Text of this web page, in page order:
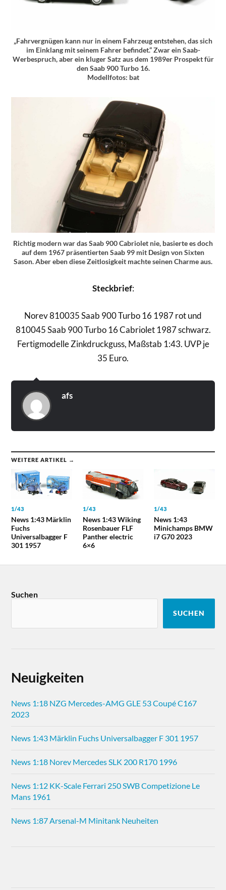
„Fahrvergnügen kann nur in einem Fahrzeug entstehen, das sich
im Einklang mit seinem Fahrer befindet.“ Zwar ein Saab-
Werbespruch, aber ein kluger Satz aus dem 1989er Prospekt für
den Saab 900 Turbo 16.
Modellfotos: bat
Richtig modern war das Saab 900 Cabriolet nie, basierte es doch
auf dem 1967 präsentierten Saab 99 mit Design von Sixten
Sason. Aber eben diese Zeitlosigkeit machte seinen Charme aus.
Steckbrief:
Norev 810035 Saab 900 Turbo 16 1987 rot und
810045 Saab 900 Turbo 16 Cabriolet 1987 schwarz.
Fertigmodelle Zinkdruckguss, Maßstab 1:43. UVP je
35 Euro.
afs
WEITERE ARTIKEL →
1/43
News 1:43 Märklin
Fuchs
Universalbagger F
301 1957
1/43
News 1:43 Wiking
Rosenbauer FLF
Panther electric
6×6
1/43
News 1:43
Minichamps BMW
i7 G70 2023
Suchen
SUCHEN
Neuigkeiten
News 1:18 NZG Mercedes-AMG GLE 53 Coupé C167
2023
News 1:43 Märklin Fuchs Universalbagger F 301 1957
News 1:18 Norev Mercedes SLK 200 R170 1996
News 1:12 KK-Scale Ferrari 250 SWB Competizione Le
Mans 1961
News 1:87 Arsenal-M Minitank Neuheiten